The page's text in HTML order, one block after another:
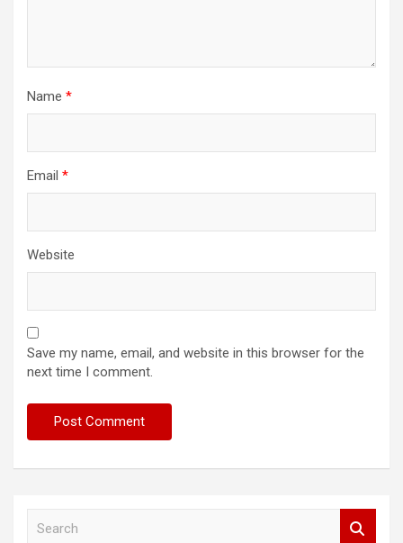
Name *
Email *
Website
Save my name, email, and website in this browser for the
next time I comment.